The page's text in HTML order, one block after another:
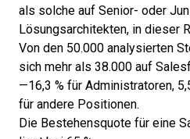
als solche auf Senior- oder
Lösungsarchitekten, in dieser
Von den 50.000 analysierten
sich mehr als 38.000 auf
—16,3 % für Administratoren,
für andere Positionen.
Die Bestehensquote für eine